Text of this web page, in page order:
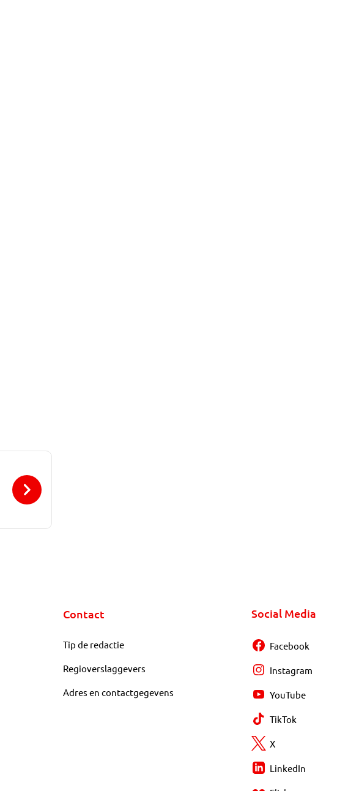
Contact
Tip de redactie
Regioverslaggevers
Adres en contactgegevens
Social Media
Facebook
Instagram
YouTube
TikTok
X
LinkedIn